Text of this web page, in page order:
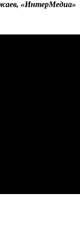
«ИнтерМедиа»